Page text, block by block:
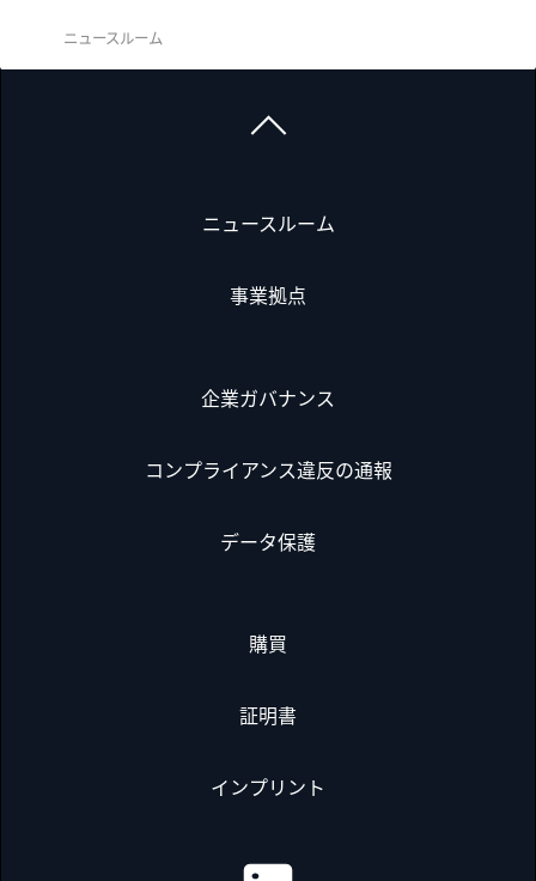
ニュースルーム
ニュースルーム
事業拠点
企業ガバナンス
コンプライアンス違反の通報
データ保護
購買
証明書
インプリント